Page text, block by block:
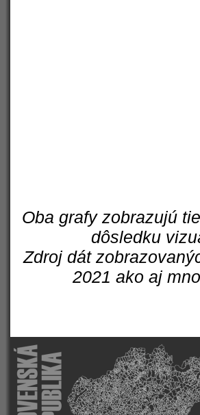
Oba grafy zobrazujú
dôsledku
Zdroj dát
2021 ako aj